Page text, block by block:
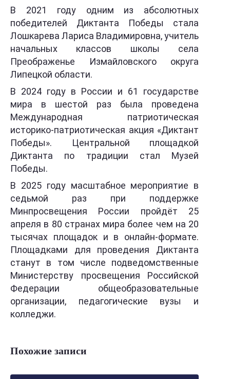
В 2021 году одним из абсолютных
победителей Диктанта Победы стала
Лошкарева Лариса Владимировна, учитель
начальных классов школы села
Преображенье Измайловского округа
Липецкой области.
В 2024 году в России и 61 государстве
мира в шестой раз была проведена
Международная патриотическая
историко-патриотическая акция «Диктант
Победы». Центральной площадкой
Диктанта по традиции стал Музей
Победы.
В 2025 году масштабное мероприятие в
седьмой раз при поддержке
Минпросвещения России пройдёт 25
апреля в 80 странах мира более чем на 20
тысячах площадок и в онлайн-формате.
Площадками для проведения Диктанта
станут в том числе подведомственные
Министерству просвещения Российской
Федерации общеобразовательные
организации, педагогические вузы и
колледжи.
Похожие записи